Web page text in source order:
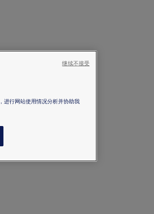
进行网站使用情况分析并协助我
继续不接受